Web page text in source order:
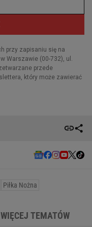
Piłka Nożna
WIĘCEJ TEMATÓW